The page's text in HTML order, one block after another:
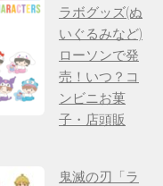
ラボグッズ(ぬ
いぐるみなど)
ローソンで発
売！いつ？コ
ンビニお菓
子・店頭販
鬼滅の刃「ラ